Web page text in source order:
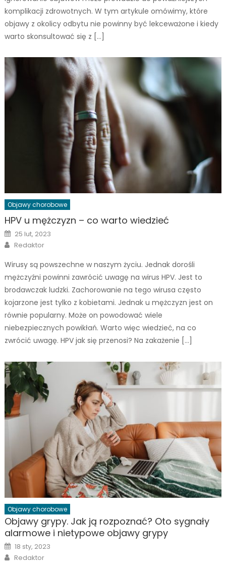
komplikacji zdrowotnych. W tym artykule omówimy, które
objawy z okolicy odbytu nie powinny być lekceważone i kiedy
warto skonsultować się z […]
Objawy chorobowe
HPV u mężczyzn – co warto wiedzieć
Posted
on
25 lut, 2023
Author
Redaktor
Wirusy są powszechne w naszym życiu. Jednak dorośli
mężczyźni powinni zawrócić uwagę na wirus HPV. Jest to
brodawczak ludzki. Zachorowanie na tego wirusa często
kojarzone jest tylko z kobietami. Jednak u mężczyzn jest on
równie popularny. Może on powodować wiele
niebezpiecznych powikłań. Warto więc wiedzieć, na co
zwrócić uwagę. HPV jak się przenosi? Na zakażenie […]
Objawy chorobowe
Objawy grypy. Jak ją rozpoznać? Oto sygnały
alarmowe i nietypowe objawy grypy
Posted
on
18 sty, 2023
Author
Redaktor